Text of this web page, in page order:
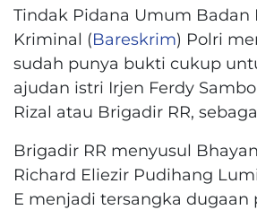
Tindak Pidana Umum Badan
Kriminal (Bareskrim) Polri
sudah punya bukti cukup
ajudan istri Irjen Ferdy
Rizal atau Brigadir RR,
Brigadir RR menyusul
Richard Eliezir Pudihang
E menjadi tersangka